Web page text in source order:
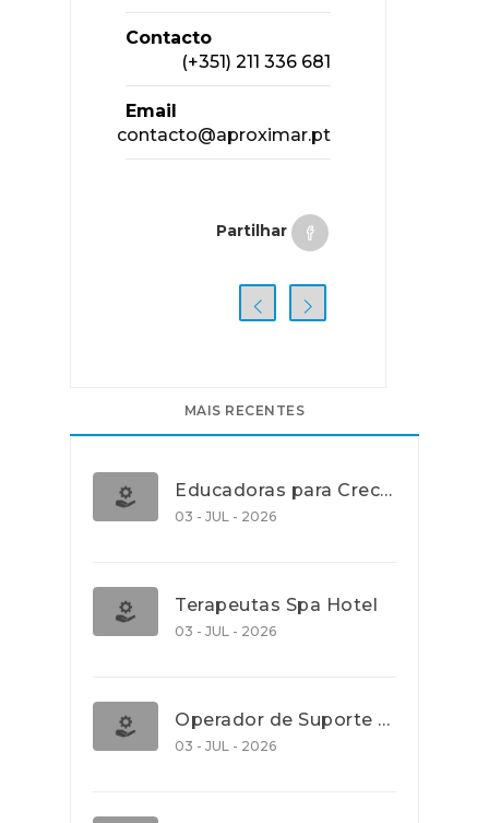
Contacto
(+351) 211 336 681
Email
contacto@aproximar.pt
Partilhar
MAIS RECENTES
Educadoras para Creche e J.I., Lisboa
03 - JUL - 2026
Terapeutas Spa Hotel
03 - JUL - 2026
Operador de Suporte Operacional
03 - JUL - 2026